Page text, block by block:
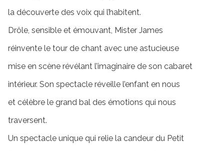
la découverte des voix qui l’habitent.
Drôle, sensible et émouvant, Mister James
réinvente le tour de chant avec une astucieuse
mise en scène révélant l’imaginaire de son cabaret
intérieur. Son spectacle réveille l’enfant en nous
et célèbre le grand bal des émotions qui nous
traversent.
Un spectacle unique qui relie la candeur du Petit